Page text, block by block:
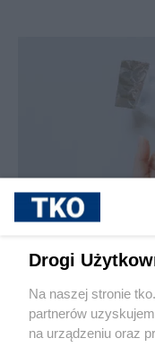
Jak rozpoznać,
Drogi
Na naszej stronie
partnerów
na urządzeniu oraz